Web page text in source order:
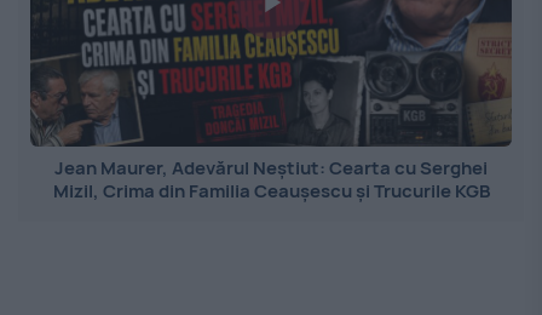
Jean Maurer, Adevărul Neștiut: Cearta cu Serghei
Mizil, Crima din Familia Ceaușescu și Trucurile KGB